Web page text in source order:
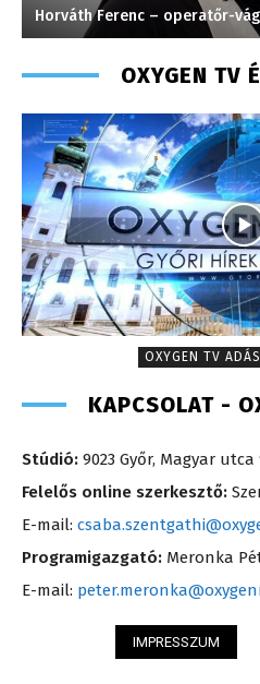
Horváth Ferenc – operatőr-
OXYGEN TV
OXYGEN TV ADÁS
KAPCSOLAT -
Stúdió: 9023 Győr, Magyar utca
Felelős online szerkesztő:
E-mail:
Programigazgató: Meronka
E-mail:
IMPRESSZUM